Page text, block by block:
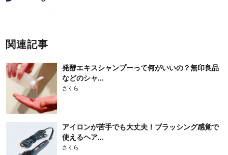
関連記事
発酵エキスシャンプーって何がいいの？無印良品
などのシャ...
さくら
アイロンが苦手でも大丈夫！ブラッシング感覚で
使えるヘア...
さくら